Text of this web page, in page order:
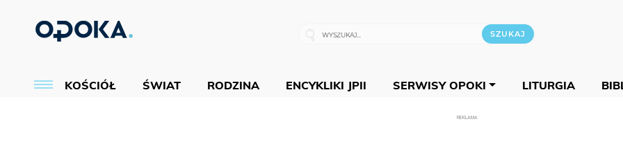
KOŚCIÓŁ ŚWIAT RODZINA ENCYKLIKI JPII SERWISY OPOKI LITURGIA
REKLAMA